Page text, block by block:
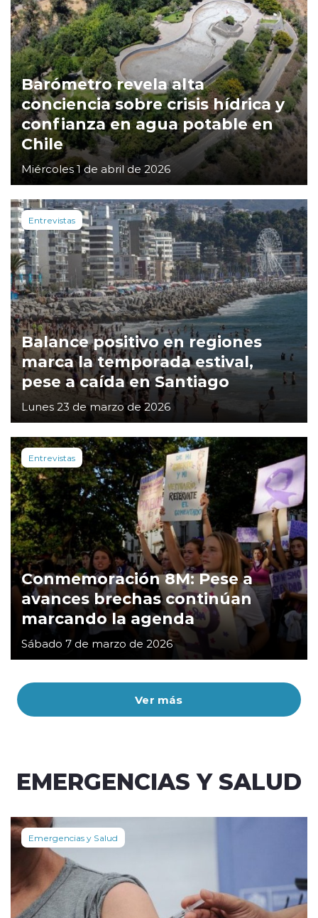
Ver más
Barómetro revela alta
conciencia sobre crisis hídrica y
confianza en agua potable en
Chile
Miércoles 1 de abril de 2026
Entrevistas
Balance positivo en regiones
marca la temporada estival,
pese a caída en Santiago
Lunes 23 de marzo de 2026
Entrevistas
Conmemoración 8M: Pese a
avances brechas continúan
marcando la agenda
Sábado 7 de marzo de 2026
EMERGENCIAS Y SALUD
Emergencias y Salud